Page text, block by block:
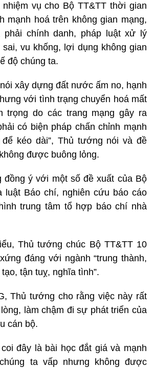
vụ cho Bộ TT&TT thời gian
mạnh hoá trên không gian mạng,
phải chính danh, pháp luật xử lý
sai, vu khống, lợi dụng không gian
độ chúng ta.
xây dựng đất nước ấm no, hạnh
với tình trạng chuyển hoá mất
trọng do các trang mạng gây ra
có biện pháp chấn chỉnh mạnh
kéo dài”, Thủ tướng nói và đề
được buông lỏng.
đồng ý với một số đề xuất của Bộ
luật Báo chí, nghiên cứu báo cáo
trung tâm tổ hợp báo chí nhà
Thủ tướng chúc Bộ TT&TT 10
đáng với ngành “trung thành,
tận tuỵ, nghĩa tình”.
Thủ tướng cho rằng việc này rất
làm chậm đi sự phát triển của
cán bộ.
đây là bài học đắt giá và mạnh
ta vấp nhưng không được